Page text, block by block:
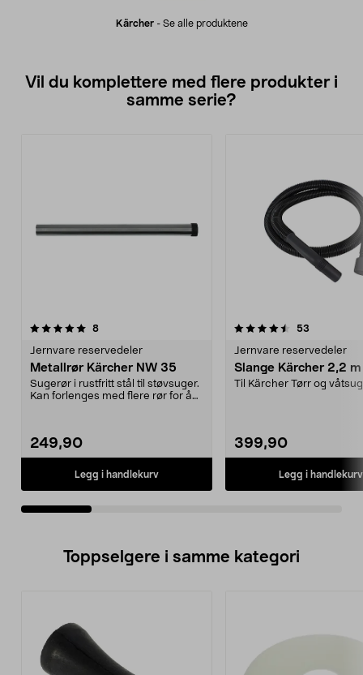
Kärcher- Se alle produktene
Vil du komplettere med flere produkter i
samme serie?
8anmeldelser
Jernvare reservedeler
Metallrør Kärcher NW 35
Sugerør i rustfritt stål til støvsuger.
Kan forlenges med flere rør for å
249,90
Legg i handlekurv
4.5av 5 stjerner 53
Jernvare reservedeler
Slange Kärcher 2,2 m
Til Kärcher Tørr og
399,90
Legg i handlekurv
4.5av 5 stjerner
Toppselgere i samme kategori